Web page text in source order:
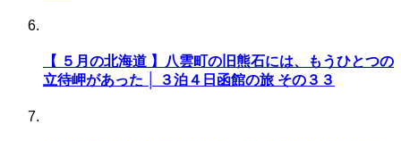
【 ５月の北海道 】八雲町の旧熊石には、もうひとつの
立待岬があった │ ３泊４日函館の旅 その３３